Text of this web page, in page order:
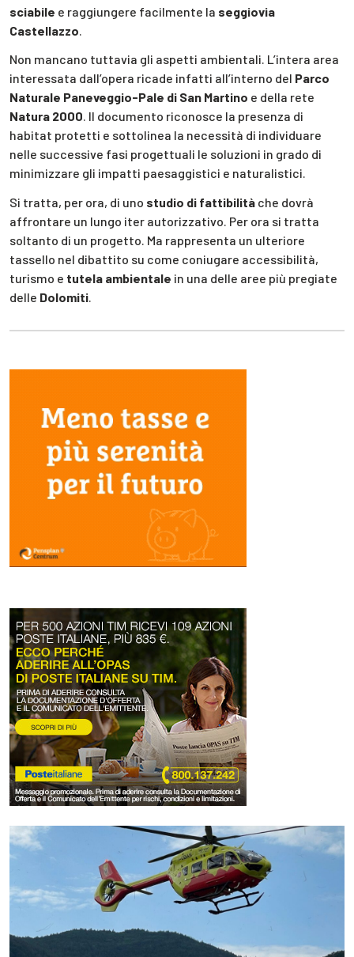
sciabile e raggiungere facilmente la seggiovia
Castellazzo
Non mancano tuttavia gli aspetti ambientali. L’intera area
interessata dall’opera ricade infatti all’interno del Parco
Naturale Paneveggio-Pale di San Martino e della rete
Natura 2000. Il documento riconosce la presenza di
habitat protetti e sottolinea la necessità di individuare
nelle successive fasi progettuali le soluzioni in grado di
minimizzare gli impatti paesaggistici e naturalistici.
Si tratta, per ora, di uno studio di fattibilità che dovrà
affrontare un lungo iter autorizzativo. Per ora si tratta
soltanto di un progetto. Ma rappresenta un ulteriore
tassello nel dibattito su come coniugare accessibilità,
turismo e tutela ambientale in una delle aree più pregiate
delle Dolomiti.